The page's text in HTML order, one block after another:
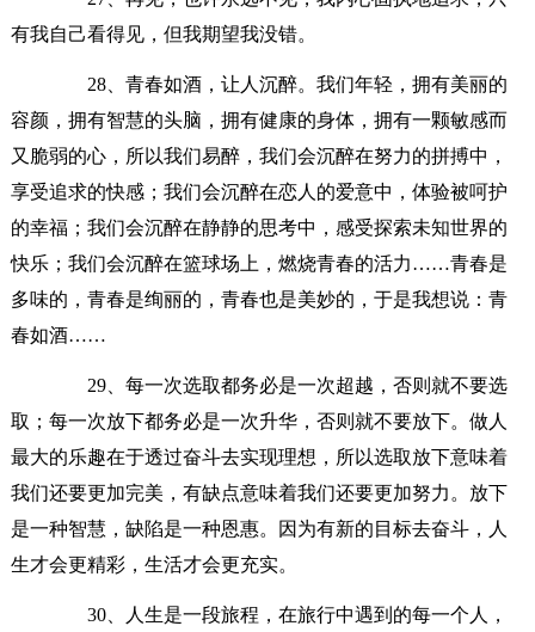
有我自己看得见，但我期望我没错。
28、青春如酒，让人沉醉。我们年轻，拥有美丽的
容颜，拥有智慧的头脑，拥有健康的身体，拥有一颗敏感而
又脆弱的心，所以我们易醉，我们会沉醉在努力的拼搏中，
享受追求的快感；我们会沉醉在恋人的爱意中，体验被呵护
的幸福；我们会沉醉在静静的思考中，感受探索未知世界的
快乐；我们会沉醉在篮球场上，燃烧青春的活力……青春是
多味的，青春是绚丽的，青春也是美妙的，于是我想说：青
春如酒……
29、每一次选取都务必是一次超越，否则就不要选
取；每一次放下都务必是一次升华，否则就不要放下。做人
最大的乐趣在于透过奋斗去实现理想，所以选取放下意味着
我们还要更加完美，有缺点意味着我们还要更加努力。放下
是一种智慧，缺陷是一种恩惠。因为有新的目标去奋斗，人
生才会更精彩，生活才会更充实。
30、人生是一段旅程，在旅行中遇到的每一个人，